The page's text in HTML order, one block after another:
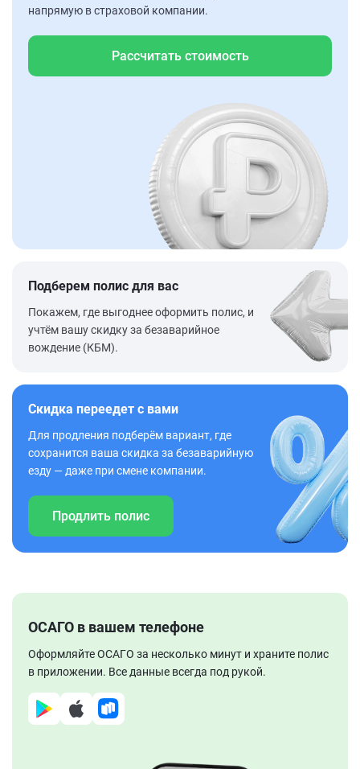
напрямую в страховой компании.
Рассчитать стоимость
Подберем полис для вас
Покажем, где выгоднее оформить полис, и
учтём вашу скидку за безаварийное
вождение (КБМ).
Скидка переедет с вами
Для продления подберём вариант, где
сохранится ваша скидка за безаварийную
езду — даже при смене компании.
Продлить полис
ОСАГО в вашем телефоне
Оформляйте ОСАГО за несколько минут и храните полис
в приложении. Все данные всегда под рукой.